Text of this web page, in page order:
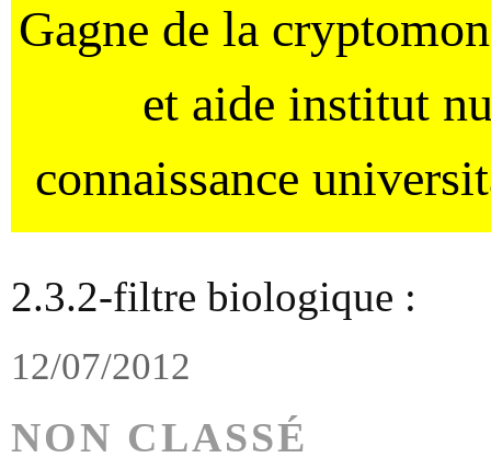
Gagne de la
et aide institut
connaissance
2.3.2-filtre biologique :
12/07/2012
NON CLASSÉ